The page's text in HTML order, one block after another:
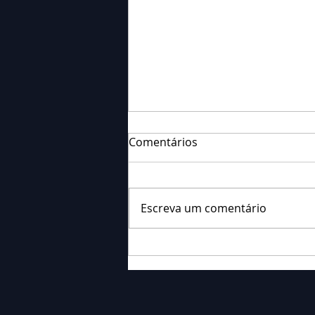
Ornieski
Comentários
Escreva um comentário